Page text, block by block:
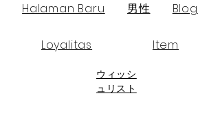
Halaman Baru 男性 Blog
Loyalitas Item
ウィッシ
ュリスト